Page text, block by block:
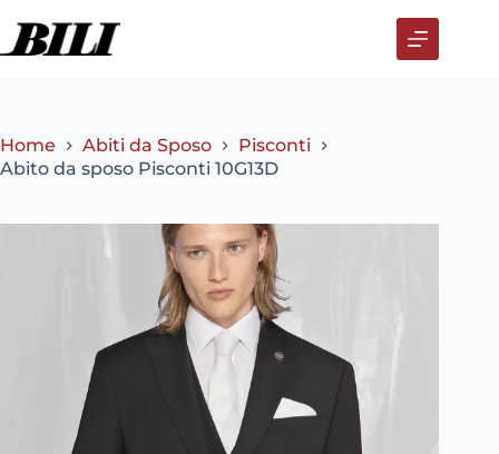
contenuto
Home Abiti da Sposo
Pisconti
Abito da sposo Pisconti 10G13D